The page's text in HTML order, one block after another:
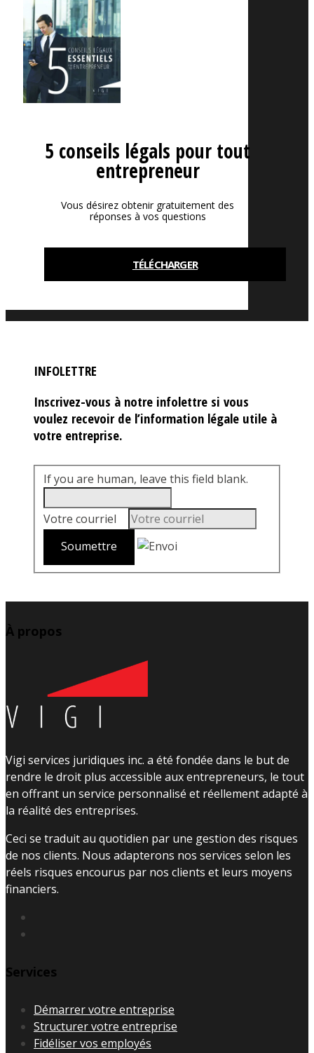
5 conseils légals pour tout
entrepreneur
Vous désirez obtenir gratuitement des
réponses à vos questions
TÉLÉCHARGER
INFOLETTRE
Inscrivez-vous à notre infolettre si vous
voulez recevoir de l’information légale utile à
votre entreprise.
If you are human, leave this field blank.
Votre courriel
À propos
Vigi services juridiques inc. a été fondée dans le but de
rendre le droit plus accessible aux entrepreneurs, le tout
en offrant un service personnalisé et réellement adapté à
la réalité des entreprises.
Ceci se traduit au quotidien par une gestion des risques
de nos clients. Nous adapterons nos services selon les
réels risques encourus par nos clients et leurs moyens
financiers.
Services
Démarrer votre entreprise
Structurer votre entreprise
Fidéliser vos employés